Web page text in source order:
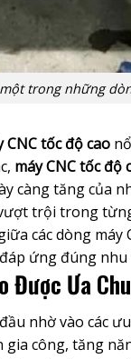
trong những
CNC tốc độ cao
máy CNC tốc độ
càng tăng của
trội trong
các dòng
ứng đúng nhu
Được Ưa
nhờ vào các
công, tăng